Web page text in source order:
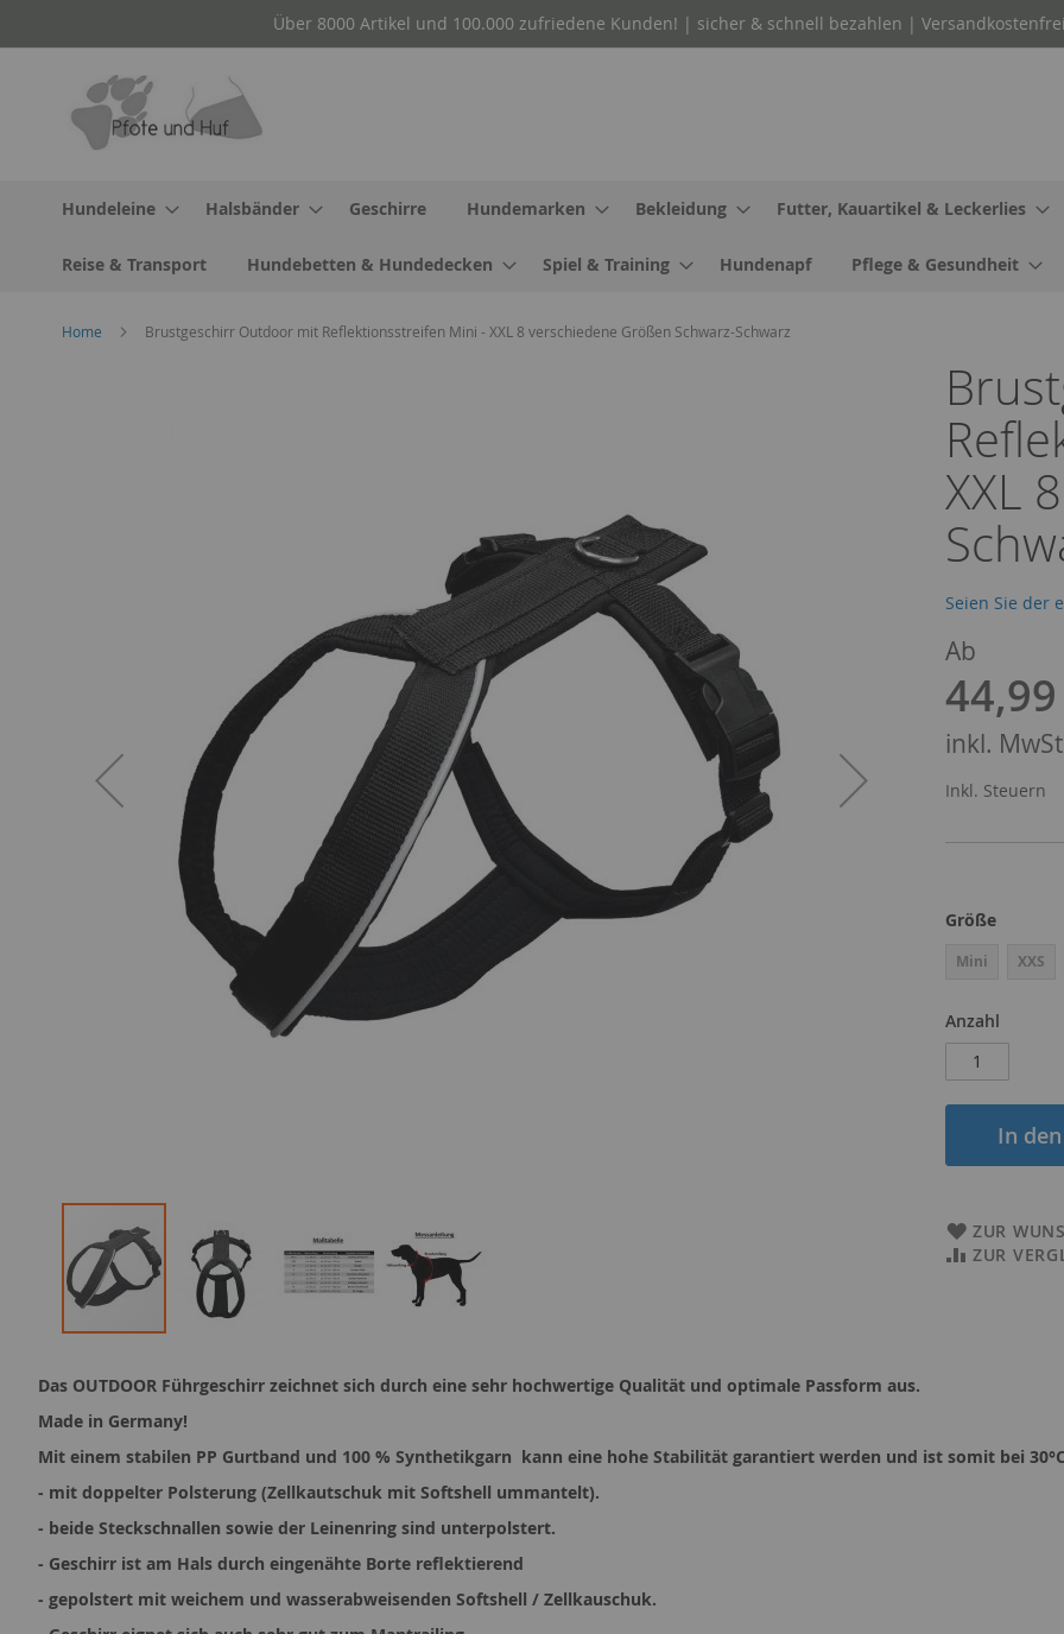
zum
Über 8000 Artikel und 100.000 zufriedene Kunden! | sicher & schnell bezahlen |
Hundeleine Halsbänder Geschirre Hundemarken Bekleidung Futter, Kauartikel & Leckerlies
Reise & Transport Hundebetten & Hundedecken Spiel & Training Hundenapf Pflege & Gesundheit
Home Brustgeschirr Outdoor mit Reflektionsstreifen Mini - XXL 8 verschiedene Größen Schwarz-Schwarz
XXL
Seien Sie der
Ab
inkl.
Inkl. Steuern
Größe
Mini XXS
Anzahl
In
ZUR
ZUR
der
Bildergalerie
Das OUTDOOR Führgeschirr zeichnet sich durch eine sehr hochwertige Qualität und optimale Passform aus.
Made in Germany!
Mit einem stabilen PP Gurtband und 100 % Synthetikgarn kann eine hohe Stabilität garantiert werden und ist somit bei
- mit doppelter Polsterung (Zellkautschuk mit Softshell ummantelt).
- beide Steckschnallen sowie der Leinenring sind unterpolstert.
- Geschirr ist am Hals durch eingenähte Borte reflektierend
- gepolstert mit weichem und wasserabweisenden Softshell / Zellkauschuk.